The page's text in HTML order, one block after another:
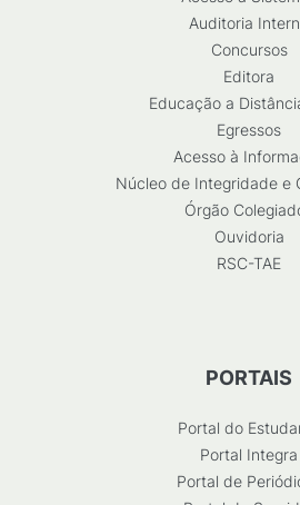
Auditoria
Concursos
Editora
Educação a
Egressos
Acesso à
Núcleo de Integridade e
Órgão
Ouvidoria
RSC-TAE
PORTAIS
Portal do
Portal Integra
Portal de